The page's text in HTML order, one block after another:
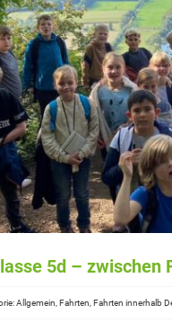
5d – zwischen
Allgemein, Fahrten, Fahrten innerhalb